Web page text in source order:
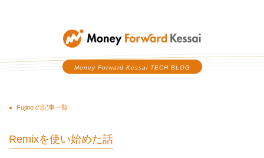
Money Forward Kessai
Money Forward Kessai TECH BLOG
Fujino の記事一覧
Remixを使い始めた話